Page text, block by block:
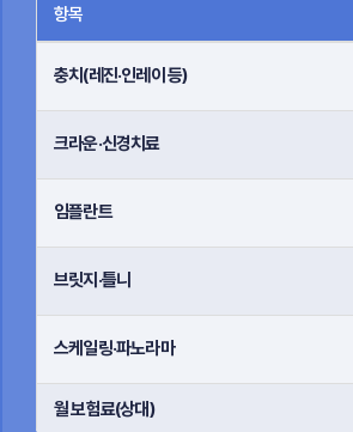
치아보험 기본형·중간형·고급형 보장 항목 비교
항목
충치(레진·인레이 등)
크라운·신경치료
임플란트
브릿지·틀니
스케일링·파노라마
월 보험료(상대)